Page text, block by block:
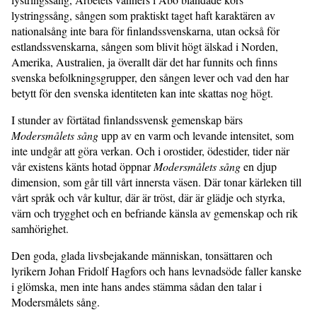
lystringssång, sången som praktiskt taget haft karaktären av
nationalsång inte bara för finlandssvenskarna, utan också för
estlandssvenskarna, sången som blivit högt älskad i Norden,
Amerika, Australien, ja överallt där det har funnits och finns
svenska befolkningsgrupper, den sången lever och vad den har
betytt för den svenska identiteten kan inte skattas nog högt.
I stunder av förtätad finlandssvensk gemenskap bärs
Modersmålets sångupp av en varm och levande intensitet, som
inte undgår att göra verkan. Och i orostider, ödestider, tider när
vår existens känts hotad öppnarModersmålets sången djup
dimension, som går till vårt innersta väsen. Där tonar kärleken till
vårt språk och vår kultur, där är tröst, där är glädje och styrka,
värn och trygghet och en befriande känsla av gemenskap och rik
samhörighet.
Den goda, glada livsbejakande människan, tonsättaren och
lyrikern Johan Fridolf Hagfors och hans levnadsöde faller kanske
i glömska, men inte hans andes stämma sådan den talar i
Modersmålets sång.